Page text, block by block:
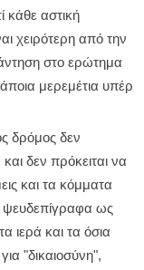
κάθε αστική
χειρότερη από την
στο ερώτημα
μερεμέτια υπέρ
δρόμος δεν
δεν πρόκειται να
και τα κόμματα
ψευδεπίγραφα ως
ιερά και τα όσια
"δικαιοσύνη",